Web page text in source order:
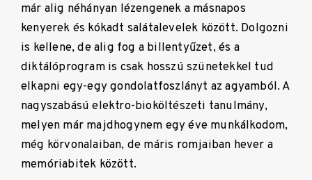
már alig néhányan lézengenek a másnapos
kenyerek és kókadt salátalevelek között. Dolgozni
is kellene, de alig fog a billentyűzet, és a
diktálóprogram is csak hosszú szünetekkel tud
elkapni egy-egy gondolatfoszlányt az agyamból. A
nagyszabású elektro-bioköltészeti tanulmány,
melyen már majdhogynem egy éve munkálkodom,
még körvonalaiban, de máris romjaiban hever a
memóriabitek között.